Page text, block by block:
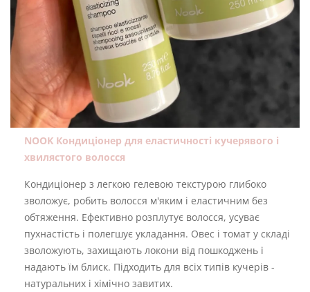
NOOK Кондиціонер для еластичності кучерявого і
хвилястого волосся
Кондиціонер з легкою гелевою текстурою глибоко
зволожує, робить волосся м'яким і еластичним без
обтяження. Ефективно розплутує волосся, усуває
пухнастість і полегшує укладання. Овес і томат у складі
зволожують, захищають локони від пошкоджень і
надають їм блиск. Підходить для всіх типів кучерів -
натуральних і хімічно завитих.